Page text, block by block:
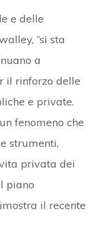
e delle
“si sta
a
il rinforzo delle
e private.
fenomeno che
strumenti,
privata dei
piano
il recente